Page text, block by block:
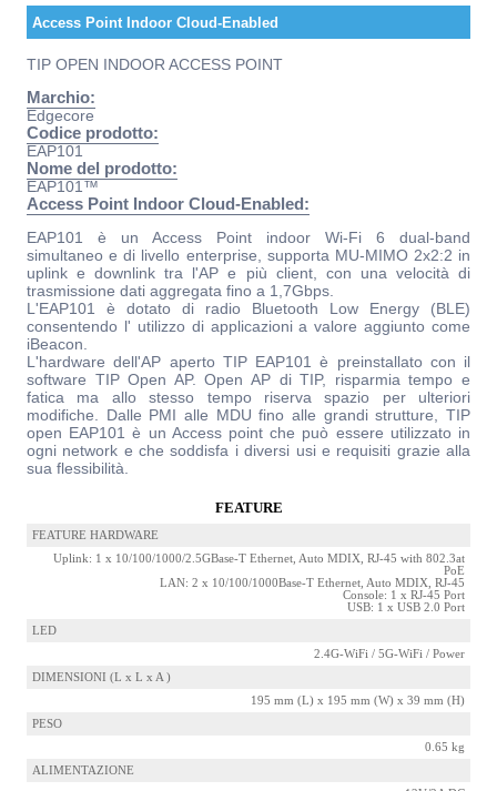
Access Point Indoor Cloud-Enabled
TIP OPEN INDOOR ACCESS POINT
Marchio:
Edgecore
Codice prodotto:
EAP101
Nome del prodotto:
EAP101™
Access Point Indoor Cloud-Enabled:
EAP101 è un Access Point indoor Wi-Fi 6 dual-band
simultaneo e di livello enterprise, supporta MU-MIMO 2x2:2 in
uplink e downlink tra l'AP e più client, con una velocità di
trasmissione dati aggregata fino a 1,7Gbps.
L'EAP101 è dotato di radio Bluetooth Low Energy (BLE)
consentendo l' utilizzo di applicazioni a valore aggiunto come
iBeacon.
L'hardware dell'AP aperto TIP EAP101 è preinstallato con il
software TIP Open AP. Open AP di TIP, risparmia tempo e
fatica ma allo stesso tempo riserva spazio per ulteriori
modifiche. Dalle PMI alle MDU fino alle grandi strutture, TIP
open EAP101 è un Access point che può essere utilizzato in
ogni network e che soddisfa i diversi usi e requisiti grazie alla
sua flessibilità.
FEATURE
FEATURE HARDWARE
Uplink: 1 x 10/100/1000/2.5GBase-T Ethernet, Auto MDIX, RJ-45 with 802.3at
PoE
LAN: 2 x 10/100/1000Base-T Ethernet, Auto MDIX, RJ-45
Console: 1 x RJ-45 Port
USB: 1 x USB 2.0 Port
LED
2.4G-WiFi / 5G-WiFi / Power
DIMENSIONI (L x L x A )
195 mm (L) x 195 mm (W) x 39 mm (H)
PESO
0.65 kg
ALIMENTAZIONE